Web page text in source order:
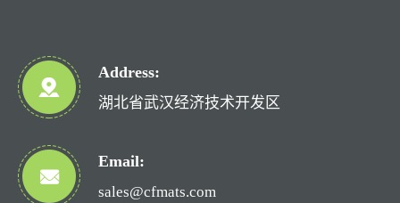
Address:
湖北省武汉经济技术开发区
Email:
sales@cfmats.com